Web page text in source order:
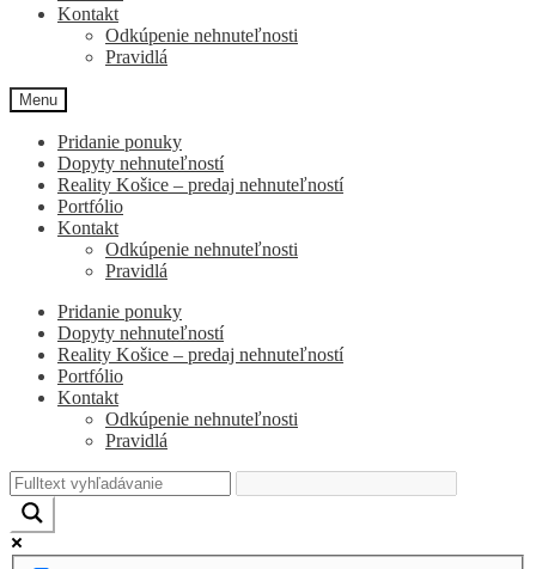
Kontakt
Odkúpenie nehnuteľnosti
Pravidlá
Menu
Pridanie ponuky
Dopyty nehnuteľností
Reality Košice – predaj nehnuteľností
Portfólio
Kontakt
Odkúpenie nehnuteľnosti
Pravidlá
Pridanie ponuky
Dopyty nehnuteľností
Reality Košice – predaj nehnuteľností
Portfólio
Kontakt
Odkúpenie nehnuteľnosti
Pravidlá